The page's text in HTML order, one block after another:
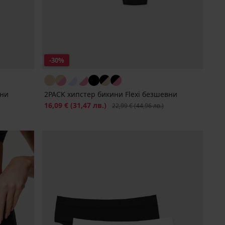
-30%
2PACK хипстер бикини Flexi безшевни
Намаление
16,09 € (31,47 лв.) Първоначална цена
22,99 €(44,96 лв.)